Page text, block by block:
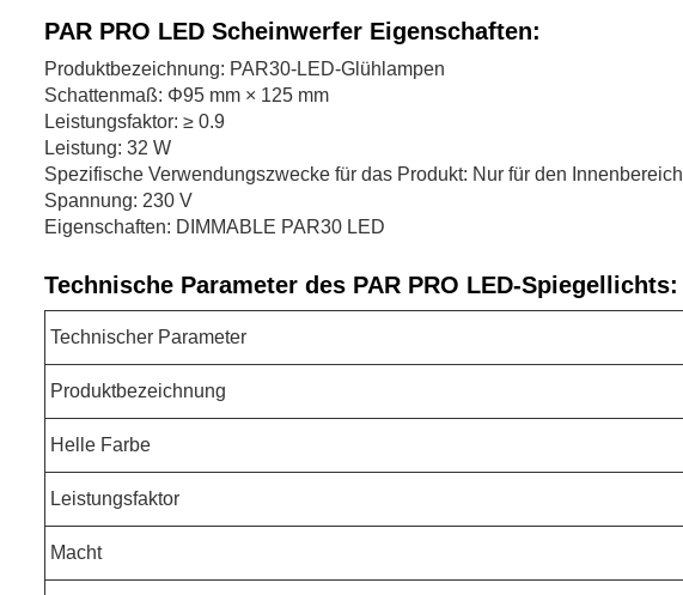
PAR PRO LED Scheinwerfer Eigenschaften:
Produktbezeichnung: PAR30-LED-Glühlampen
Schattenmaß: Φ95 mm × 125 mm
Leistungsfaktor: ≥ 0.9
Leistung: 32 W
Spezifische Verwendungszwecke für das Produkt: Nur für den Innenbereich
Spannung: 230 V
Eigenschaften: DIMMABLE PAR30 LED
Technische Parameter des PAR PRO LED-Spiegellichts:
Technischer Parameter
Produktbezeichnung
Helle Farbe
Leistungsfaktor
Macht